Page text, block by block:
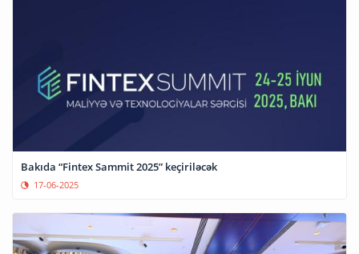
Bakıda “Fintex Sammit 2025” keçiriləcək
17-06-2025